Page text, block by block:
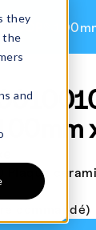
they
the
and
Plaque
commandé)